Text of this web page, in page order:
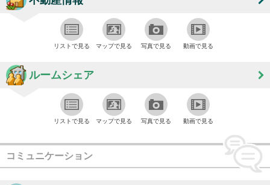
リストで見る マップで見る 写真で見る 動画で見る
ルームシェア
リストで見る マップで見る 写真で見る 動画で見る
コミュニケーション